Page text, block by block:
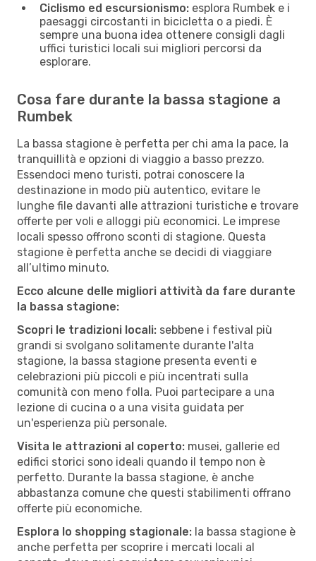
Ciclismo ed escursionismo: esplora Rumbek e i
paesaggi circostanti in bicicletta o a piedi. È
sempre una buona idea ottenere consigli dagli
uffici turistici locali sui migliori percorsi da
esplorare.
Cosa fare durante la bassa stagione a
Rumbek
La bassa stagione è perfetta per chi ama la pace, la
tranquillità e opzioni di viaggio a basso prezzo.
Essendoci meno turisti, potrai conoscere la
destinazione in modo più autentico, evitare le
lunghe file davanti alle attrazioni turistiche e trovare
offerte per voli e alloggi più economici. Le imprese
locali spesso offrono sconti di stagione. Questa
stagione è perfetta anche se decidi di viaggiare
all’ultimo minuto.
Ecco alcune delle migliori attività da fare durante
la bassa stagione:
Scopri le tradizioni locali: sebbene i festival più
grandi si svolgano solitamente durante l'alta
stagione, la bassa stagione presenta eventi e
celebrazioni più piccoli e più incentrati sulla
comunità con meno folla. Puoi partecipare a una
lezione di cucina o a una visita guidata per
un'esperienza più personale.
Visita le attrazioni al coperto: musei, gallerie ed
edifici storici sono ideali quando il tempo non è
perfetto. Durante la bassa stagione, è anche
abbastanza comune che questi stabilimenti offrano
offerte più economiche.
Esplora lo shopping stagionale: la bassa stagione è
anche perfetta per scoprire i mercati locali al